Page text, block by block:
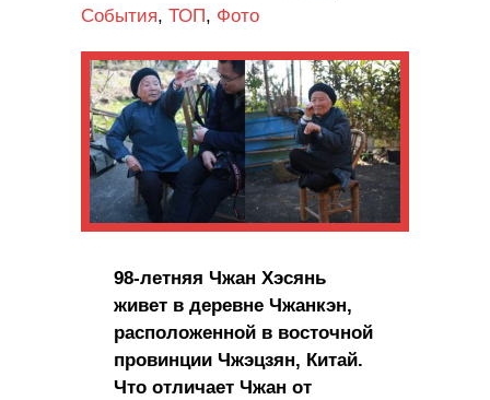
События, ТОП, Фото
98-летняя Чжан Хэсянь
живет в деревне Чжанкэн,
расположенной в восточной
провинции Чжэцзян, Китай.
Что отличает Чжан от